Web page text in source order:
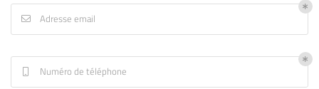
En cochant cette case, vous consentez à recevoir nos propositions commerciales à
l'adresse email indiqué ci-dessus. Vous pouvez vous désinscrire à tout moment en
INSCRIPTION
 Adresse email
Numéro de téléphone